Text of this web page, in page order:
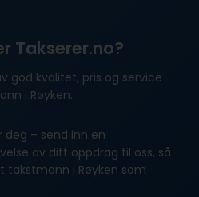
Takserer.no?
god kvalitet, pris og service
i Røyken.
– send inn en
av ditt oppdrag til oss, så
takstmann i Røyken som